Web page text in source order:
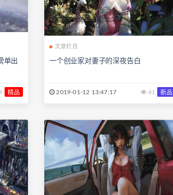
单出
精品
文章栏目
一个创业家对妻子的深夜告白
2019-01-12 13:47:17 41 新品